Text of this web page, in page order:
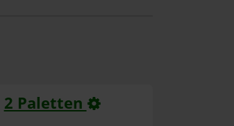
2 Paletten